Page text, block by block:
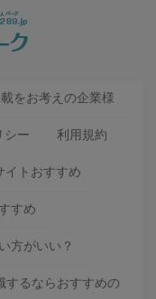
をお考えの企業様
シー 利用規約
イトおすすめ
すめ
方がいい？
するならおすすめの